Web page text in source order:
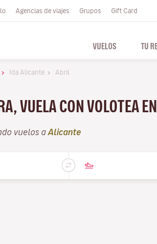
Agencias de viajes Grupos Gift Card
VUELOS TU
Ida Alicante Abril
VUELA CON VOLOTEA
vuelos a Alicante